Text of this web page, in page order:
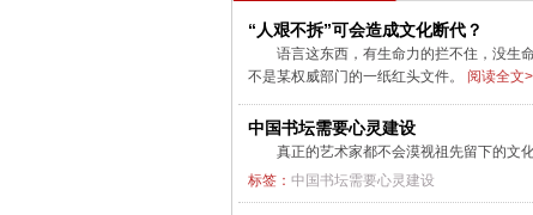
“人艰不拆”可会造成文化断代？
语言这东西，有生命力的拦不住，没生
不是某权威部门的一纸红头文件。
阅读全文
中国书坛需要心灵建设
真正的艺术家都不会漠视祖先留下的文
标签： 中国书坛需要心灵建设